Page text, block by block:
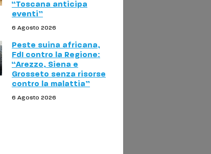
“Toscana anticipa
eventi”
6 Agosto 2026
Peste suina africana,
FdI contro la Regione:
“Arezzo, Siena e
Grosseto senza risorse
contro la malattia”
6 Agosto 2026